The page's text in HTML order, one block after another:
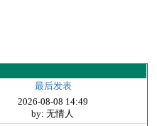
最后发表
2026-08-08 14:49
by: 无情人